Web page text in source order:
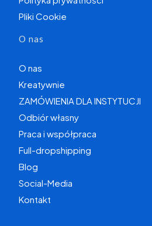
Pliki Cookie
O nas
O nas
Kreatywnie
ZAMÓWIENIA DLA INSTYTUCJI
Odbiór własny
Praca i współpraca
Full-dropshipping
Blog
Social-Media
Kontakt